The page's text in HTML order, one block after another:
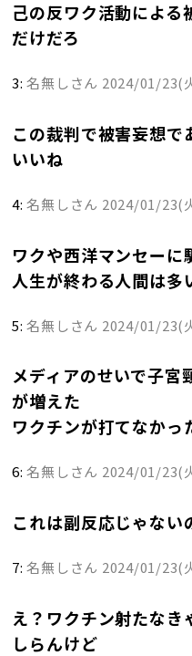
己の反ワク活動による
だけだろ
3:名無しさん 2024/01/23(
この裁判で被害妄想で
いいね
4:名無しさん 2024/01/23(
ワクや西洋マンセーに
人生が終わる人間は多
5:名無しさん 2024/01/23(
メディアのせいで子宮
が増えた
ワクチンが打てなかっ
6:名無しさん 2024/01/23(
これは副反応じゃない
7:名無しさん 2024/01/23(
え？ワクチン射たなき
しらんけど